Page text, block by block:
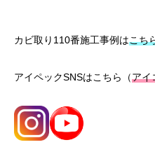
カビ取り110番施工事例はこち
アイペックSNSはこちら（アイ